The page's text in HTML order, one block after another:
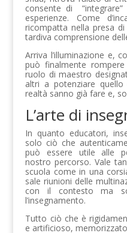
consente di
esperienze. Come
ricompatta nella presa di
tardiva comprensione
Arriva l’illuminazione e,
può finalmente
ruolo di maestro
altri a potenziare
realtà sanno già fare e,
L’arte di
In quanto educatori,
solo ciò che
può essere utile alle
nostro percorso. Vale
scuola come in una
sale riunioni delle
con il contesto ma
l’insegnamento.
Tutto ciò che è
e artificioso,